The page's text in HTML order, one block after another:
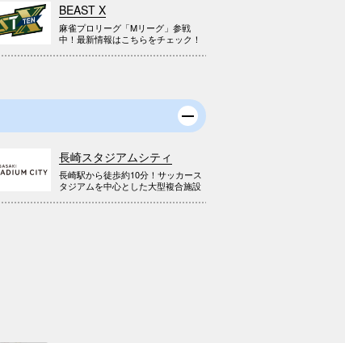
BEAST X
麻雀プロリーグ「Mリーグ」参戦
中！最新情報はこちらをチェック！
長崎スタジアムシティ
長崎駅から徒歩約10分！サッカース
タジアムを中心とした大型複合施設